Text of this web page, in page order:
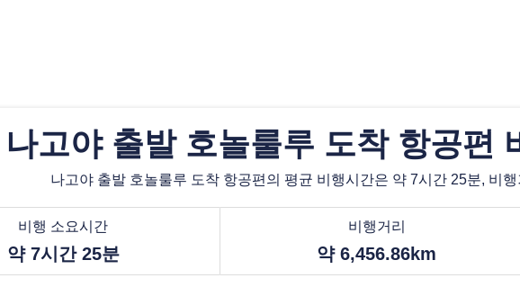
나고야 출발 호놀룰루 도착 항공편
나고야 출발 호놀룰루 도착 항공편의 평균 비행시간은 약 7시간 25분, 비
비행 소요시간
약 7시간 25분
비행거리
약 6,456.86km